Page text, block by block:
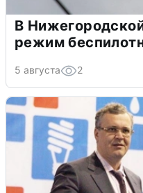
В
режим
5 августа 2